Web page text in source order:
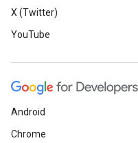
X (Twitter)
YouTube
Android
Chrome